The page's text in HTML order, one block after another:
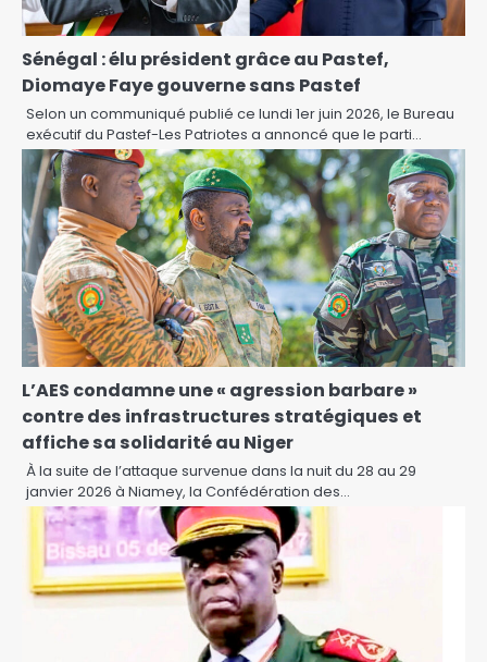
Sénégal : élu président grâce au Pastef,
Diomaye Faye gouverne sans Pastef
Selon un communiqué publié ce lundi 1er juin 2026, le Bureau
exécutif du Pastef-Les Patriotes a annoncé que le parti…
L’AES condamne une « agression barbare »
contre des infrastructures stratégiques et
affiche sa solidarité au Niger
À la suite de l’attaque survenue dans la nuit du 28 au 29
janvier 2026 à Niamey, la Confédération des…